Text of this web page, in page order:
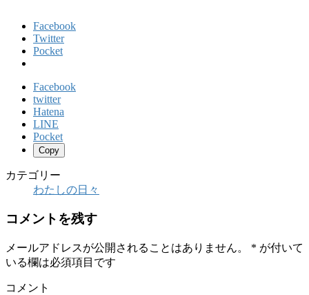
Facebook
Twitter
Pocket
Facebook
twitter
Hatena
LINE
Pocket
Copy
カテゴリー
わたしの日々
コメントを残す
メールアドレスが公開されることはありません。 * が付いて
いる欄は必須項目です
コメント